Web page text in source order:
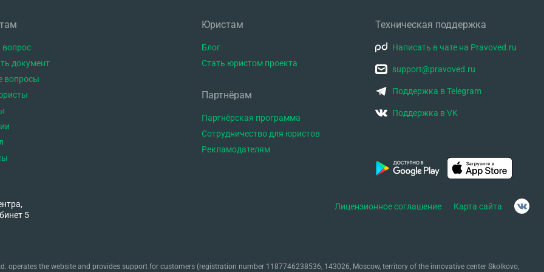
«заключение уполномоченной экспертной организации об оценке технического состояния имущества с
ремонта, произведенное за счет средств страхователя»). Однако в моей ситуации
заключение, содержащее: — причину повреждений; — характер повреждений; —
уже сам получил аналогичное заключение? 2. Вправе ли страховщик игнорировать
к финансовому уполномоченному и далее
вопрос
документ
вопросы
Юристам
Блог
Стать юристом проекта
Партнёрам
Партнёрская программа
Сотрудничество для юристов
Рекламодателям
Техническая поддержка
Написать в чате на Pravoved.ru
support@pravoved.ru
Поддержка в Telegram
Поддержка в VK
5
Лицензионное соглашение Карта сайта
operates the website and provides support for customers (registration number 1187746238536, 143026, Moscow, territory of the innovative center Skolkovo,